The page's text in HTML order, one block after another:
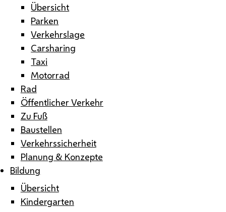
Übersicht
Parken
Verkehrslage
Carsharing
Taxi
Motorrad
Rad
Öffentlicher Verkehr
Zu Fuß
Baustellen
Verkehrssicherheit
Planung & Konzepte
Bildung
Übersicht
Kindergarten